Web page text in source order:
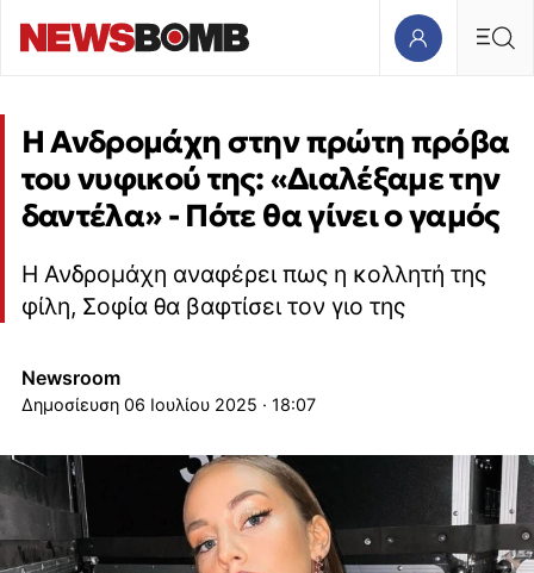
Η Ανδρομάχη στην πρώτη πρόβα
του νυφικού της: «Διαλέξαμε την
δαντέλα» - Πότε θα γίνει ο γαμός
Η Ανδρομάχη αναφέρει πως η κολλητή της
φίλη, Σοφία θα βαφτίσει τον γιο της
Newsroom
06 Ιουλίου 2025 · 18:07